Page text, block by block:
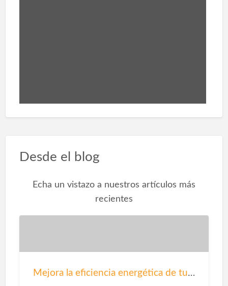
Desde el blog
Echa un vistazo a nuestros artículos más
recientes
Mejora la eficiencia energética de tu salón